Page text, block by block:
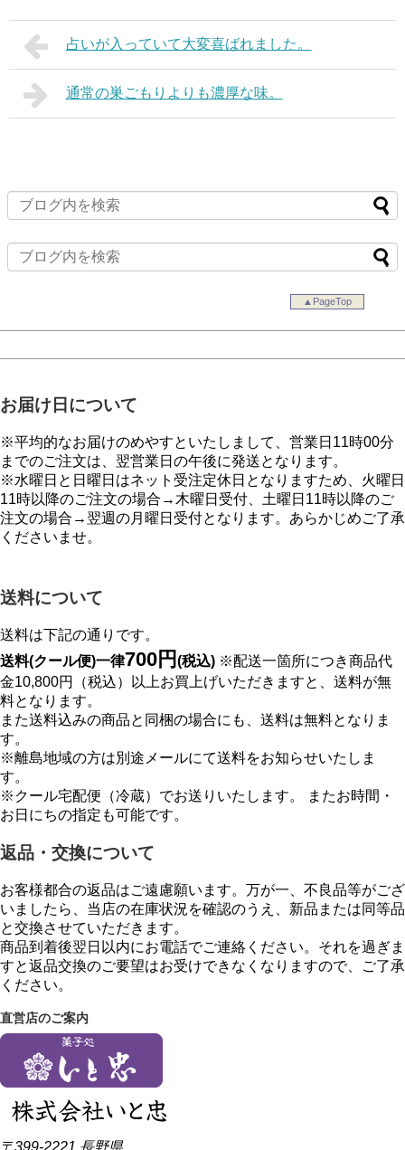
占いが入っていて大変喜ばれました。
通常の巣ごもりよりも濃厚な味。
▲PageTop
お届け日について
※平均的なお届けのめやすといたしまして、営業日11時00分
までのご注文は、翌営業日の午後に発送となります。
※水曜日と日曜日はネット受注定休日となりますため、火曜日
11時以降のご注文の場合→木曜日受付、土曜日11時以降のご
注文の場合→翌週の月曜日受付となります。あらかじめご了承
くださいませ。
送料について
送料は下記の通りです。
送料(クール便)一律700円 (税込) ※配送一箇所につき商品代
金10,800円（税込）以上お買上げいただきますと、送料が無
料となります。
また送料込みの商品と同梱の場合にも、送料は無料となりま
す。
※離島地域の方は別途メールにて送料をお知らせいたしま
す。
※クール宅配便（冷蔵）でお送りいたします。 またお時間・
お日にちの指定も可能です。
返品・交換について
お客様都合の返品はご遠慮願います。万が一、不良品等がござ
いましたら、当店の在庫状況を確認のうえ、新品または同等品
と交換させていただきます。
商品到着後翌日以内にお電話でご連絡ください。それを過ぎま
すと返品交換のご要望はお受けできなくなりますので、ご了承
ください。
直営店のご案内
〒399-2221 長野県